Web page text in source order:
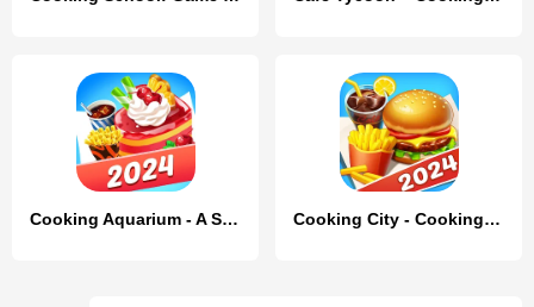
Cooking Aquarium - A Star Chef Cooking City - Cooking Games